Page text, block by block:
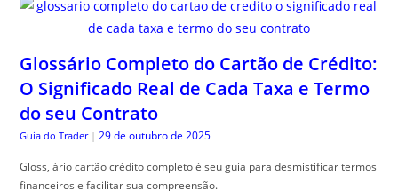
Glossário Completo do Cartão de Crédito:
O Significado Real de Cada Taxa e Termo
do seu Contrato
Guia do Trader | 29 de outubro de 2025
Gloss, ário cartão crédito completo é seu guia para desmistificar termos
financeiros e facilitar sua compreensão.